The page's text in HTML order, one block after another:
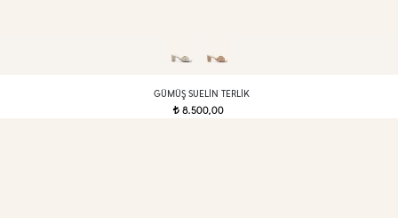
GÜMÜŞ SUELIN TERLIK
t8.500,00